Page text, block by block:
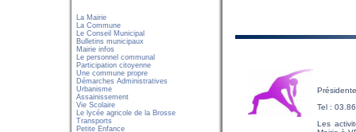
La Mairie
La Commune
Le Conseil Municipal
Bulletins municipaux
Mairie infos
Le personnel communal
Participation citoyenne
Une commune propre
Démarches Administratives
Urbanisme
Assainissement
Vie Scolaire
Le lycée agricole de la Brosse
Transports
Petite Enfance
Tel :
Les